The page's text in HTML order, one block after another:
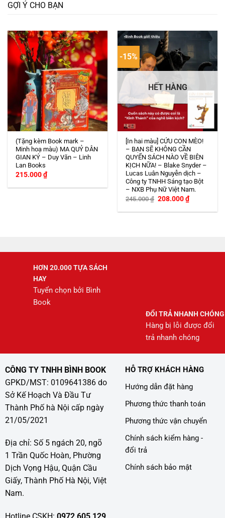
GỢI Ý CHO BẠN
(Tặng kèm Book mark –
Minh hoạ màu) MA QUỶ DÂN
GIAN KÝ – Duy Văn – Linh
Lan Books
215.000₫
-15%
HẾT HÀNG
[In hai màu] CỨU CON MÈO!
– BẠN SẼ KHÔNG CẦN
QUYỂN SÁCH NÀO VỀ BIÊN
KỊCH NỮA! – Blake Snyder –
Lucas Luân Nguyễn dịch –
Công ty TNHH Sáng tạo Bột
– NXB Phụ Nữ Việt Nam.
245.000₫ Giá
là:
208.000₫Giá
hiện
tại
HƠN 20.000 TỰA SÁCH
HAY
Tuyển chọn bởi Bình
Book
ĐỔI TRẢ NHANH CHÓNG
Hàng bị lỗi được đổi
trả nhanh chóng
CÔNG TY TNHH BÌNH BOOK
GPKD/MST: 0109641386 do
Sở Kế Hoạch Và Đầu Tư
Thành Phố hà Nội cấp ngày
21/05/2021
Địa chỉ: Số 5 ngách 20, ngõ
1 Trần Quốc Hoàn, Phường
Dịch Vọng Hậu, Quận Cầu
Giấy, Thành Phố Hà Nội, Việt
Nam.
HỖ TRỢ KHÁCH HÀNG
Hướng dẫn đặt hàng
Phương thức thanh toán
Phương thức vận chuyển
Chính sách kiểm hàng -
đổi trả
Chính sách bảo mật